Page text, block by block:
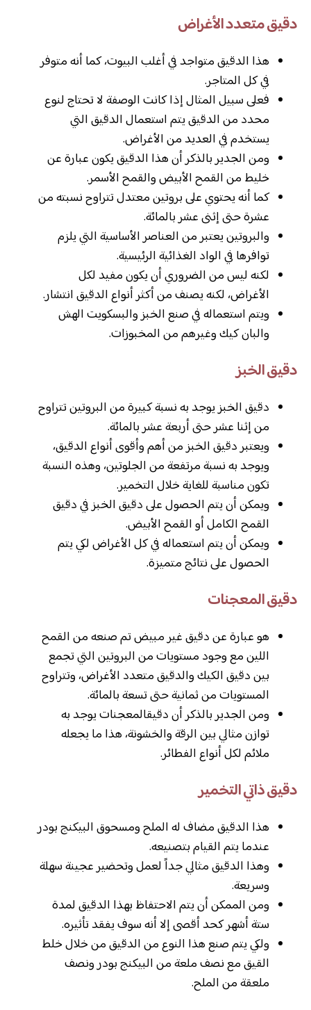
دقيق متعدد الأغراض
هذا الدقيق متواجد في أغلب البيوت، كما أنه متوفر
في كل المتاجر.
فعلى سبيل المثال إذا كانت الوصفة لا تحتاج لنوع
محدد من الدقيق يتم استعمال الدقيق التي
يستخدم في العديد من الأغراض.
ومن الجدير بالذكر أن هذا الدقيق يكون عبارة عن
خليط من القمح الأبيض والقمح الأسمر.
كما أنه يحتوي على بروتين معتدل تتراوح نسبته من
عشرة حتى إثنى عشر بالمائة.
والبروتين يعتبر من العناصر الأساسية التي يلزم
توافرها في الواد الغذائية الرئيسية.
لكنه ليس من الضروري أن يكون مفيد لكل
الأغراض، لكنه يصنف من أكثر أنواع الدقيق انتشار.
ويتم استعماله في صنع الخبز والبسكويت الهش
والبان كيك وغيرهم من المخبوزات.
دقيق الخبز
دقيق الخبز يوجد به نسبة كبيرة من البروتين تتراوح
من إثنا عشر حتى أربعة عشر بالمائة.
ويعتبر دقيق الخبز من أهم وأقوى أنواع الدقيق،
ويوجد به نسبة مرتفعة من الجلوتين، وهذه النسبة
تكون مناسبة للغاية خلال التخمير.
ويمكن أن يتم الحصول على دقيق الخبز في دقيق
القمح الكامل أو القمح الأبيض.
ويمكن أن يتم استعماله في كل الأغراض لكي يتم
الحصول على نتائج متميزة.
دقيق المعجنات
هو عبارة عن دقيق غير مبيض تم صنعه من القمح
اللين مع وجود مستويات من البروتين التي تجمع
بين دقيق الكيك والدقيق متعدد الأغراض، وتتراوح
المستويات من ثمانية حتى تسعة بالمائة.
ومن الجدير بالذكر أن دقيقالمعجنات يوجد به
توازن مثالي بين الرقة والخشونة، هذا ما يجعله
ملائم لكل أنواع الفطائر.
دقيق ذاتي التخمير
هذا الدقيق مضاف له الملح ومسحوق البيكنج بودر
عندما يتم القيام بتصنيعه.
وهذا الدقيق مثالي جداً لعمل وتحضير عجينة سهلة
وسريعة.
ومن الممكن أن يتم الاحتفاظ بهذا الدقيق لمدة
ستة أشهر كحد أقصى إلا أنه سوف يفقد تأثيره.
ولكي يتم صنع هذا النوع من الدقيق من خلال خلط
القيق مع نصف ملعة من البيكنج بودر ونصف
ملعقة من الملح.